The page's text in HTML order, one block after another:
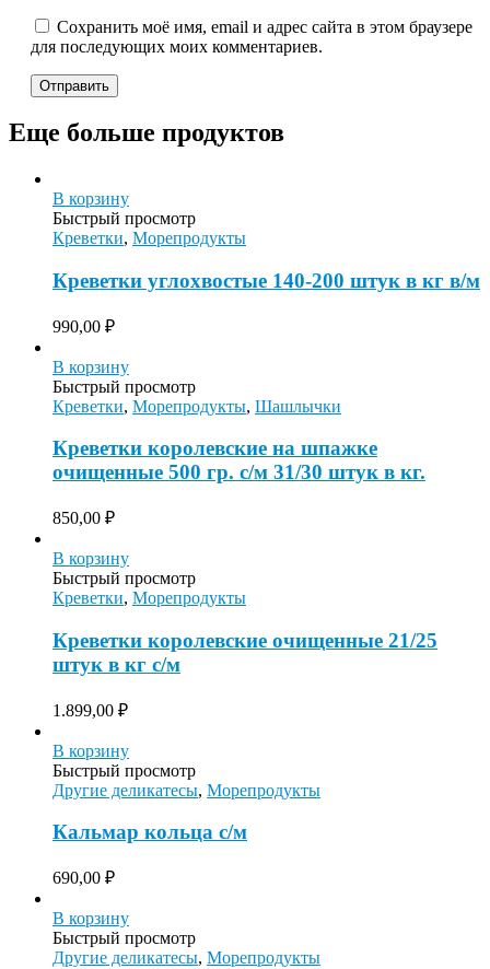
Сохранить моё имя, email и адрес сайта в этом браузере
для последующих моих комментариев.
Еще больше продуктов
В корзину
Быстрый просмотр
Креветки, Морепродукты
Креветки углохвостые 140-200 штук в кг в/м
990,00 ₽
В корзину
Быстрый просмотр
Креветки, Морепродукты, Шашлычки
Креветки королевские на шпажке
очищенные 500 гр. с/м 31/30 штук в кг.
850,00 ₽
В корзину
Быстрый просмотр
Креветки, Морепродукты
Креветки королевские очищенные 21/25
штук в кг с/м
1.899,00 ₽
В корзину
Быстрый просмотр
Другие деликатесы, Морепродукты
Кальмар кольца с/м
690,00 ₽
В корзину
Быстрый просмотр
Другие деликатесы, Морепродукты